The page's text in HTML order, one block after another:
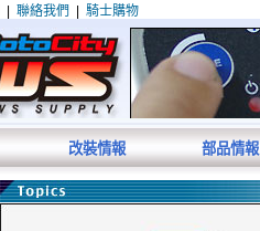
聯絡我們 騎士購物
改裝情報 部品情報